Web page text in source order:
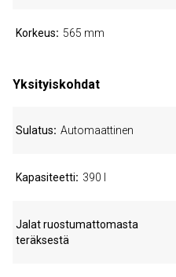
Korkeus 565 mm
Yksityiskohdat
Sulatus Automaattinen
Kapasiteetti 390 l
Jalat ruostumattomasta
teräksestä